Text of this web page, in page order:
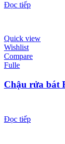
Đọc tiếp
Quick view
Wishlist
Compare
Fulle
Chậu rửa bát
Đọc tiếp